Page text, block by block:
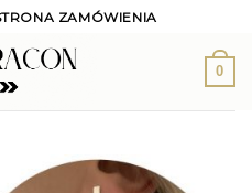
ZAMÓWIENIA
0